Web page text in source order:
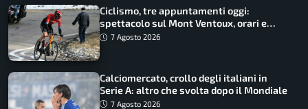
Ciclismo, tre appuntamenti oggi:
spettacolo sul Mont Ventoux, orari e
come vederli
7 Agosto 2026
Calciomercato, crollo degli italiani in
Serie A: altro che svolta dopo il Mondiale
7 Agosto 2026